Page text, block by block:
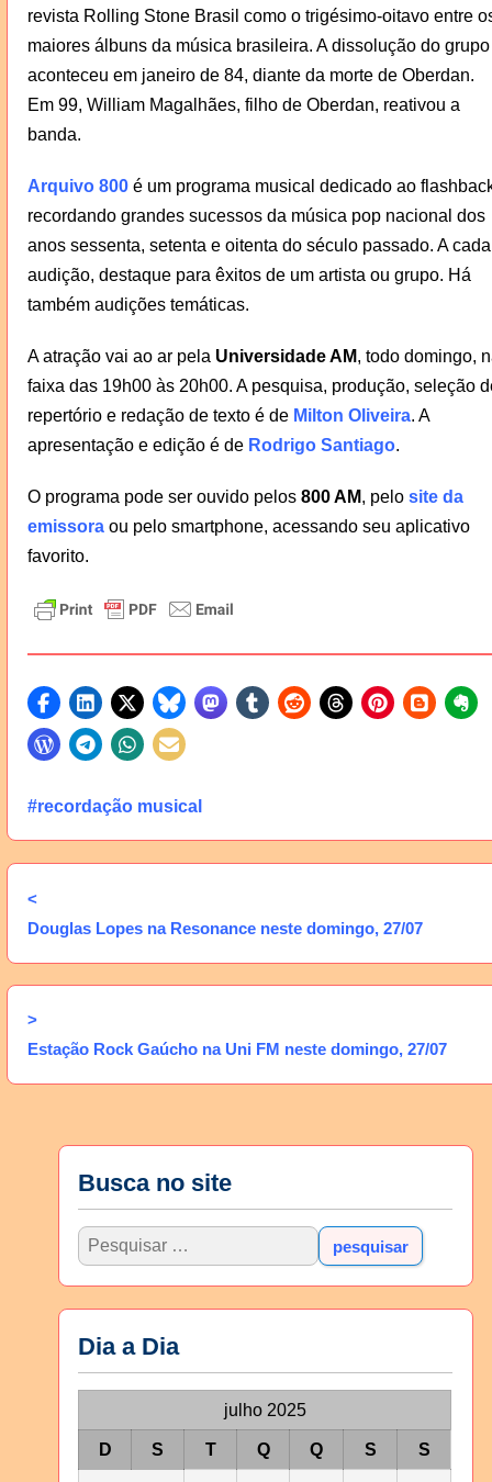
revista Rolling Stone Brasil como o trigésimo-oitavo entre
maiores álbuns da música brasileira. A dissolução do grupo
aconteceu em janeiro de 84, diante da morte de Oberdan.
Em 99, William Magalhães, filho de Oberdan, reativou a
banda.
Arquivo 800é um programa musical dedicado ao
recordando grandes sucessos da música pop nacional dos
anos sessenta, setenta e oitenta do século passado. A cada
audição, destaque para êxitos de um artista ou grupo. Há
também audições temáticas.
A atração vai ao ar pela Universidade AM, todo domingo,
faixa das 19h00 às 20h00. A pesquisa, produção, seleção
repertório e redação de texto é de Milton Oliveira. A
apresentação e edição é de Rodrigo Santiago.
O programa pode ser ouvido pelos 800 AM, pelo site da
emissoraou pelo smartphone, acessando seu aplicativo
favorito.
#recordação musical
<
Douglas Lopes na Resonance neste domingo, 27/07
>
Estação Rock Gaúcho na Uni FM neste domingo, 27/07
Busca no site
Dia a Dia
julho 2025
D S T Q Q S S